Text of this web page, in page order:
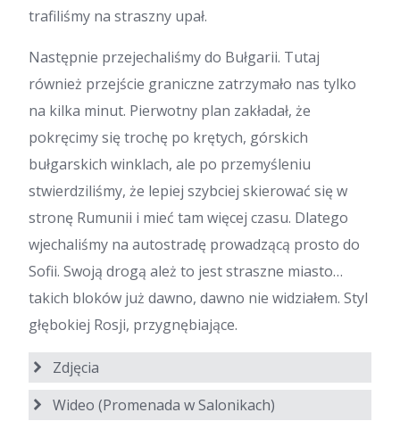
trafiliśmy na straszny upał.
Następnie przejechaliśmy do Bułgarii. Tutaj
również przejście graniczne zatrzymało nas tylko
na kilka minut. Pierwotny plan zakładał, że
pokręcimy się trochę po krętych, górskich
bułgarskich winklach, ale po przemyśleniu
stwierdziliśmy, że lepiej szybciej skierować się w
stronę Rumunii i mieć tam więcej czasu. Dlatego
wjechaliśmy na autostradę prowadzącą prosto do
Sofii. Swoją drogą ależ to jest straszne miasto…
takich bloków już dawno, dawno nie widziałem. Styl
głębokiej Rosji, przygnębiające.
Zdjęcia
Wideo (Promenada w Salonikach)